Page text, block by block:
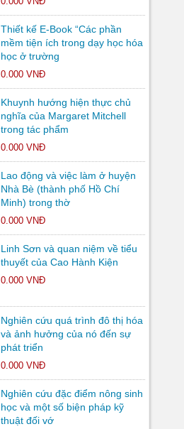
Thiết kế E-Book “Các phần
mềm tiện ích trong dạy học hóa
học ở trường
0.000 VNĐ
Khuynh hướng hiện thực chủ
nghĩa của Margaret Mitchell
trong tác phẩm
0.000 VNĐ
Lao động và việc làm ở huyện
Nhà Bè (thành phố Hồ Chí
Minh) trong thờ
0.000 VNĐ
Linh Sơn và quan niệm về tiểu
thuyết của Cao Hành Kiện
0.000 VNĐ
Nghiên cứu quá trình đô thị hóa
và ảnh hưởng của nó đến sự
phát triển
0.000 VNĐ
Nghiên cứu đặc điểm nông sinh
học và một số biện pháp kỹ
thuật đối vớ